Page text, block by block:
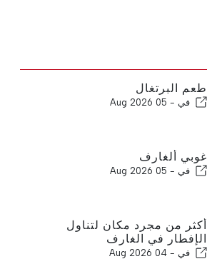
طعم البرتغال
في - 05 Aug 2026
غوبي ألغارف
في - 05 Aug 2026
أكثر من مجرد مكان لتناول
الإفطار في الغارف
في - 04 Aug 2026